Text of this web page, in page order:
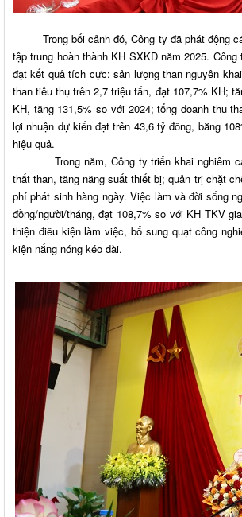
Trong bối cảnh đó, Công ty đã phát động
tập trung hoàn thành KH SXKD năm 2025.
đạt kết quả tích cực: sản lượng than nguyên
than tiêu thụ trên 2,7 triệu tấn, đạt 107,7% KH;
KH, tăng 131,5% so với 2024; tổng doanh thu
lợi nhuận dự kiến đạt trên 43,6 tỷ đồng, bằng
hiệu quả.
Trong năm, Công ty triển khai nghiêm các
thất than, tăng năng suất thiết bị; quản trị chặt
phí phát sinh hàng ngày. Việc làm và đời sống
đồng/người/tháng, đạt 108,7% so với KH TKV
thiện điều kiện làm việc, bổ sung quạt công
kiện nắng nóng kéo dài.